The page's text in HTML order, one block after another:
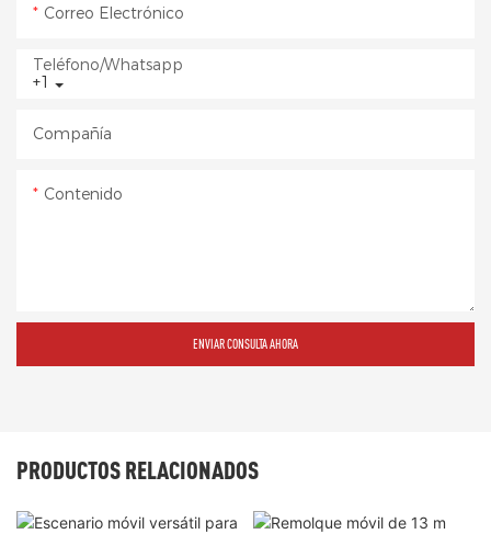
Correo Electrónico
+1
Teléfono/whatsapp
Compañía
Contenido
ENVIAR CONSULTA AHORA
PRODUCTOS RELACIONADOS